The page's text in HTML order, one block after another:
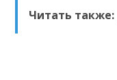
Читать также: